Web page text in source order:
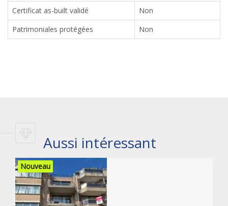
Certificat as-built validé
Non
Patrimoniales protégées
Non
Aussi intéressant
Nouveau